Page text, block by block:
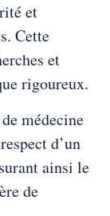
et
Cette
et
rigoureux.
médecine
d’un
ainsi le
de